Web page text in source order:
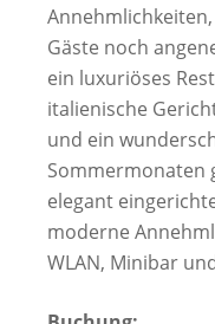
Gäste noch
ein luxuriöses
italienische
und ein
Sommermonaten
elegant
moderne
WLAN, Minibar